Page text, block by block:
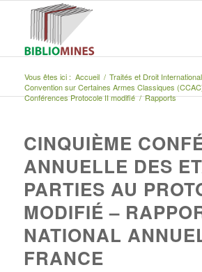
Vous êtes ici : Accueil / Traités et Droit International
Convention sur Certaines Armes Classiques
Conférences Protocole II modifié / Rapports
CINQUIÈME
ANNUELLE DES
PARTIES AU
MODIFIÉ –
NATIONAL
FRANCE